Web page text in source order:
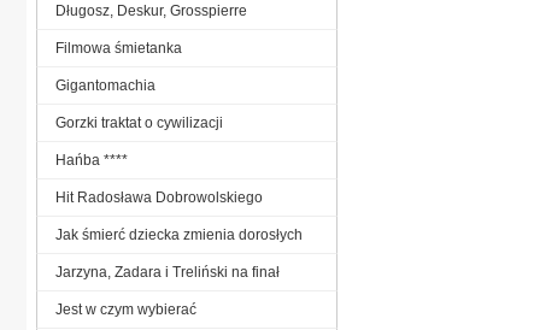
Długosz, Deskur, Grosspierre
Filmowa śmietanka
Gigantomachia
Gorzki traktat o cywilizacji
Hańba ****
Hit Radosława Dobrowolskiego
Jak śmierć dziecka zmienia dorosłych
Jarzyna, Zadara i Treliński na finał
Jest w czym wybierać